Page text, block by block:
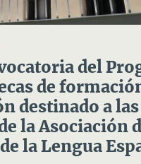
del
de
destinado a las
la Asociación
la Lengua